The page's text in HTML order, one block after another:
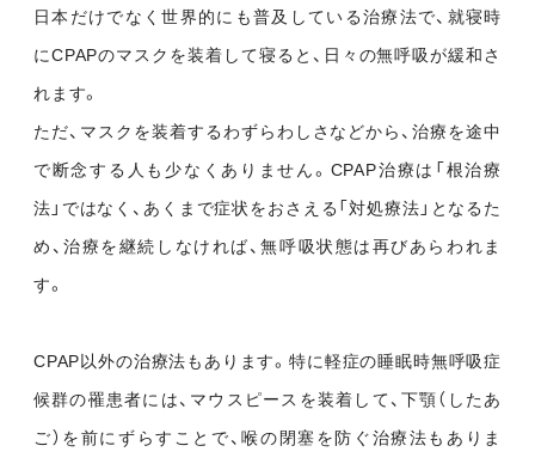
日本だけでなく世界的にも普及している治療法で、就寝時
にCPAPのマスクを装着して寝ると、日々の無呼吸が緩和さ
れます。
ただ、マスクを装着するわずらわしさなどから、治療を途中
で断念する人も少なくありません。CPAP治療は「根治療
法」ではなく、あくまで症状をおさえる「対処療法」となるた
め、治療を継続しなければ、無呼吸状態は再びあらわれま
す。
CPAP以外の治療法もあります。特に軽症の睡眠時無呼吸症
候群の罹患者には、マウスピースを装着して、下顎（したあ
ご）を前にずらすことで、喉の閉塞を防ぐ治療法もありま